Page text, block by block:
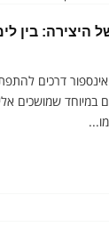
היצירה: בין
דרכים
במיוחד שמושכים